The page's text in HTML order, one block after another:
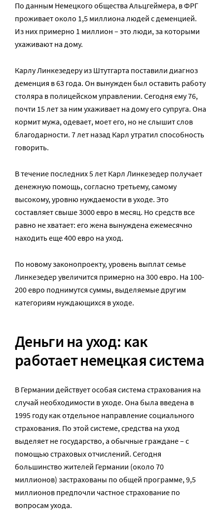
По данным Немецкого общества Альцгеймера, в ФРГ
проживает около 1,5 миллиона людей с деменцией.
Из них примерно 1 миллион – это люди, за которыми
ухаживают на дому.
Карлу Линкезедеру из Штутгарта поставили диагноз
деменция в 63 года. Он вынужден был оставить работу
столяра в полицейском управлении. Сегодня ему 76,
почти 15 лет за ним ухаживает на дому его супруга. Она
кормит мужа, одевает, моет его, но не слышит слов
благодарности. 7 лет назад Карл утратил способность
говорить.
В течение последних 5 лет Карл Линкезедер получает
денежную помощь, согласно третьему, самому
высокому, уровню нуждаемости в уходе. Это
составляет свыше 3000 евро в месяц. Но средств все
равно не хватает: его жена вынуждена ежемесячно
находить еще 400 евро на уход.
По новому законопроекту, уровень выплат семье
Линкезедер увеличится примерно на 300 евро. На 100-
200 евро поднимутся суммы, выделяемые другим
категориям нуждающихся в уходе.
Деньги на уход: как
работает немецкая система
В Германии действует особая система страхования на
случай необходимости в уходе. Она была введена в
1995 году как отдельное направление социального
страхования. По этой системе, средства на уход
выделяет не государство, а обычные граждане – с
помощью страховых отчислений. Сегодня
большинство жителей Германии (около 70
миллионов) застрахованы по общей программе, 9,5
миллионов предпочли частное страхование по
вопросам ухода.